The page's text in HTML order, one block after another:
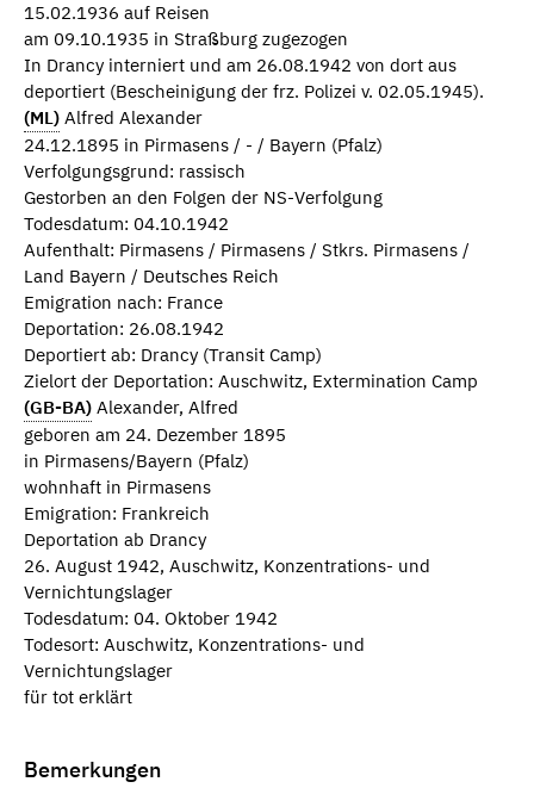
15.02.1936 auf Reisen
am 09.10.1935 in Straßburg zugezogen
In Drancy interniert und am 26.08.1942 von dort aus
deportiert (Bescheinigung der frz. Polizei v. 02.05.1945).
(ML) Alfred Alexander
24.12.1895 in Pirmasens / - / Bayern (Pfalz)
Verfolgungsgrund: rassisch
Gestorben an den Folgen der NS-Verfolgung
Todesdatum: 04.10.1942
Aufenthalt: Pirmasens / Pirmasens / Stkrs. Pirmasens /
Land Bayern / Deutsches Reich
Emigration nach: France
Deportation: 26.08.1942
Deportiert ab: Drancy (Transit Camp)
Zielort der Deportation: Auschwitz, Extermination Camp
(GB-BA) Alexander, Alfred
geboren am 24. Dezember 1895
in Pirmasens/Bayern (Pfalz)
wohnhaft in Pirmasens
Emigration: Frankreich
Deportation ab Drancy
26. August 1942, Auschwitz, Konzentrations- und
Vernichtungslager
Todesdatum: 04. Oktober 1942
Todesort: Auschwitz, Konzentrations- und
Vernichtungslager
für tot erklärt
Bemerkungen